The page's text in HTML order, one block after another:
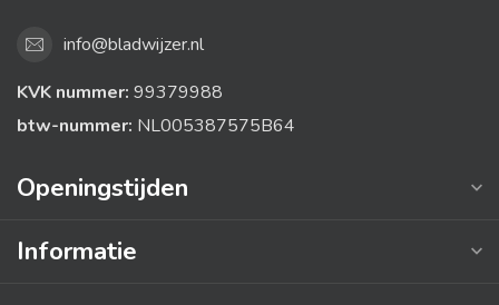
info@bladwijzer.nl
KVK nummer: 99379988
btw-nummer: NL005387575B64
Openingstijden
Informatie